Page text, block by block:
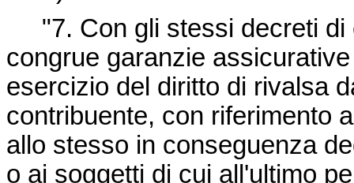
"7. Con gli stessi decreti di
congrue garanzie
esercizio del diritto di rivalsa
contribuente, con riferimento
allo stesso in conseguenza
o ai soggetti di cui all'ultimo